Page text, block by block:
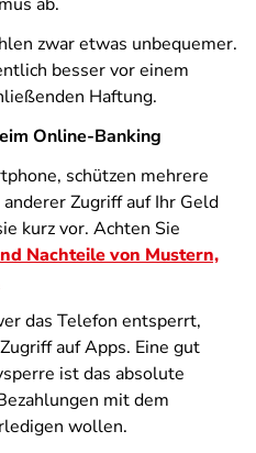
zwar etwas unbequemer.
besser vor einem
Haftung.
Online-Banking
schützen mehrere
Zugriff auf Ihr Geld
kurz vor. Achten Sie
Nachteile von Mustern,
das Telefon entsperrt,
auf Apps. Eine gut
ist das absolute
mit dem
wollen.